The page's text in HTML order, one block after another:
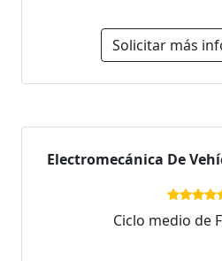
Solicitar más
Electromecánica De
Ciclo medio de